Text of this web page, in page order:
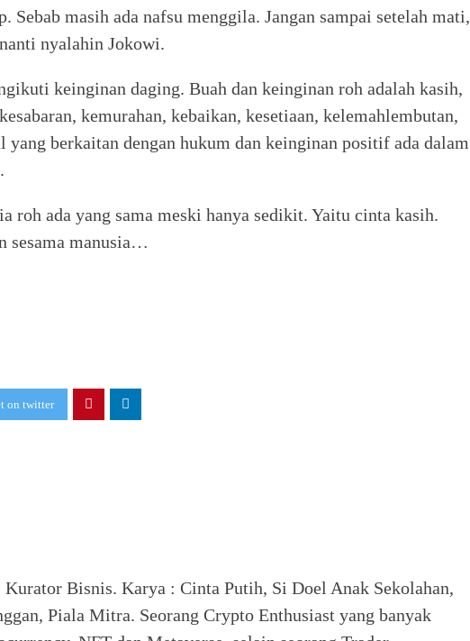
Sebab masih ada nafsu menggila. Jangan sampai setelah mati,
nyalahin Jokowi.
keinginan daging. Buah dan keinginan roh adalah kasih,
kemurahan, kebaikan, kesetiaan, kelemahlembutan,
yang berkaitan dengan hukum dan keinginan positif ada dalam
roh ada yang sama meski hanya sedikit. Yaitu cinta kasih.
sesama manusia…
on twitter
Kurator Bisnis. Karya : Cinta Putih, Si Doel Anak Sekolahan,
Piala Mitra. Seorang Crypto Enthusiast yang banyak